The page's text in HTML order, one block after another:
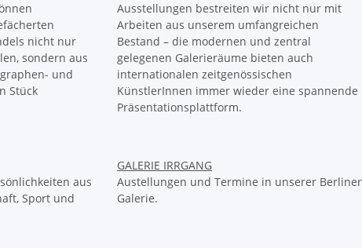
nicht nur
sondern aus
und
Stück
Ausstellungen bestreiten wir nicht nur mit
Arbeiten aus unserem umfangreichen
Bestand – die modernen und zentral
gelegenen Galerieräume bieten auch
internationalen zeitgenössischen
KünstlerInnen immer wieder eine spannende
Präsentationsplattform.
aus
Sport und
GALERIE IRRGANG
Austellungen und Termine in unserer Berliner
Galerie.